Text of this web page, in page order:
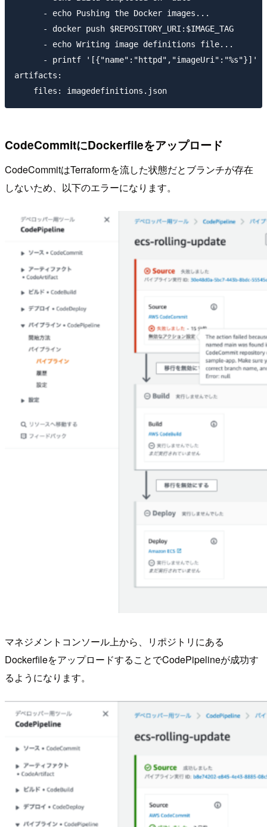
      - echo Pushing the Docker images...
      - docker push $REPOSITORY_URI:$IMAGE_TAG
      - echo Writing image definitions file...
- printf '[{"name":"httpd","imageUri":"%s"}]'
artifacts:
CodeCommitにDockerfileをアップロード
CodeCommitはTerraformを流した状態だとブランチが存在
しないため、以下のエラーになります。
マネジメントコンソール上から、リポジトリにある
DockerfileをアップロードすることでCodePipelineが成功す
るようになります。